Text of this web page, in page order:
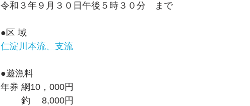
令和３年９月３０日午後５時３０分　まで
●区 域
仁淀川本流、支流
●遊漁料
年券 網10，000円
釣 　8,000円